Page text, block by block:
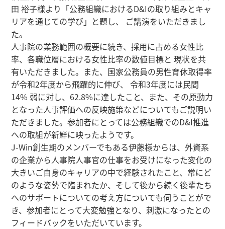
田 裕子様より「公務組織におけるD&Iの取り組みとキャ
リアを通じての学び」と題し、 ご講演をいただきまし
た。
人事院の業務範囲の概要に続き、採用に占める女性比
率、各職位層における女性比率の数値目標と 現状を共
有いただきました。また、国家公務員の男性育休取得率
が令和2年度から飛躍的に伸び、 令和3年度には民間
14% 弱に対し、62.8%に達したこと、また、その原動力
となった人事評価への反映施策などについてもご説明い
ただきました。参加者にとっては公務組織でのD&I推進
への取組が新鮮に映ったようです。
J-Win創生期のメンバーでもある伊藤様からは、外資系
の企業から人事院人事官の仕事をお受けになった変化の
大きいご自身のキャリアの中で経験されたこと、常にど
のような姿勢で臨まれたか、そして後から続く後輩たち
へのサポートについての考え方についても伺うことがで
き、参加者にとって大変勉強となり、刺激になったとの
フィードバックをいただいています。